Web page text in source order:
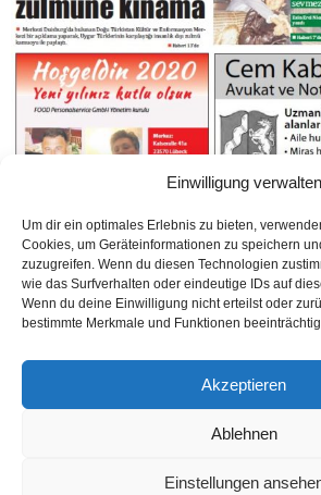
Einwilligung verwalten
Um dir ein optimales Erlebnis zu bieten,
Cookies, um Geräteinformationen zu speichern
zuzugreifen. Wenn du diesen Technologien
wie das Surfverhalten oder eindeutige IDs auf
Wenn du deine Einwilligung nicht erteilst oder
bestimmte Merkmale und Funktionen
Akzeptieren
Ablehnen
Einstellungen
Weiterlesen